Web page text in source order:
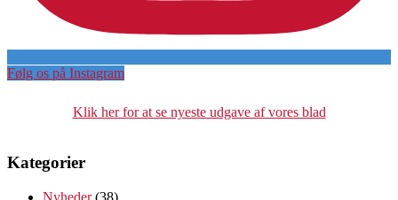
Følg os på Instagram
Klik her for at se nyeste udgave af vores blad
Kategorier
Nyheder(38)